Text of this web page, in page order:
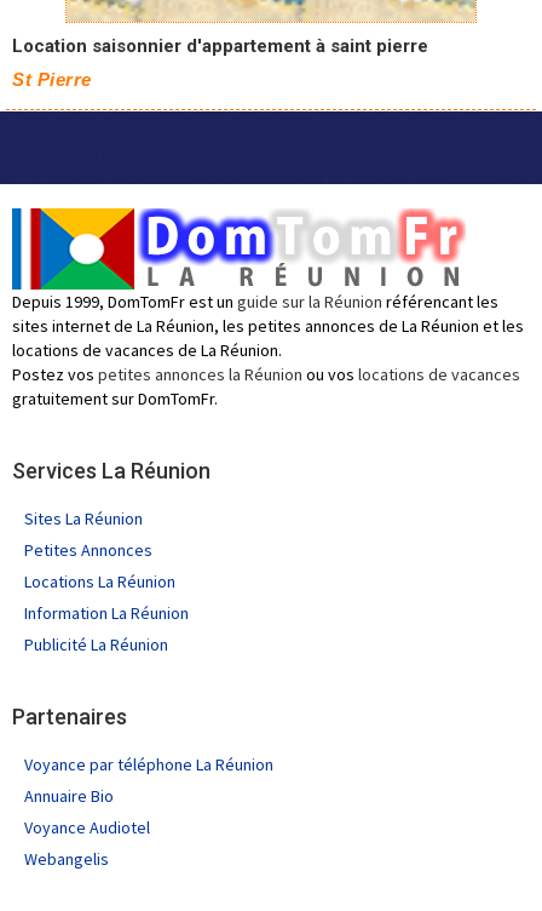
Location saisonnier d'appartement à saint pierre
St Pierre
Depuis 1999, DomTomFr est un guide sur la Réunion référencant les
sites internet de La Réunion, les petites annonces de La Réunion et les
locations de vacances de La Réunion.
Postez vos petites annonces la Réunion ou vos locations de vacances
gratuitement sur DomTomFr.
Services La Réunion
Sites La Réunion
Petites Annonces
Locations La Réunion
Information La Réunion
Publicité La Réunion
Partenaires
Voyance par téléphone La Réunion
Annuaire Bio
Voyance Audiotel
Webangelis